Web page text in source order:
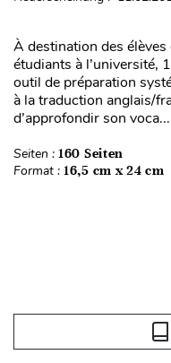
À destination des
étudiants à l’université,
outil de préparation
à la traduction anglais/
d’approfondir son voca...
Seiten : 160 Seiten
Format : 16,5 cm x 24 cm